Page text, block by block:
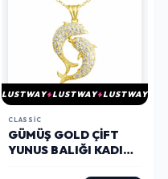
LUSTWAY LUSTWAY LUSTWAY
CLASSIC
GÜMÜŞ GOLD ÇIFT
YUNUS BALIĞI KADIN